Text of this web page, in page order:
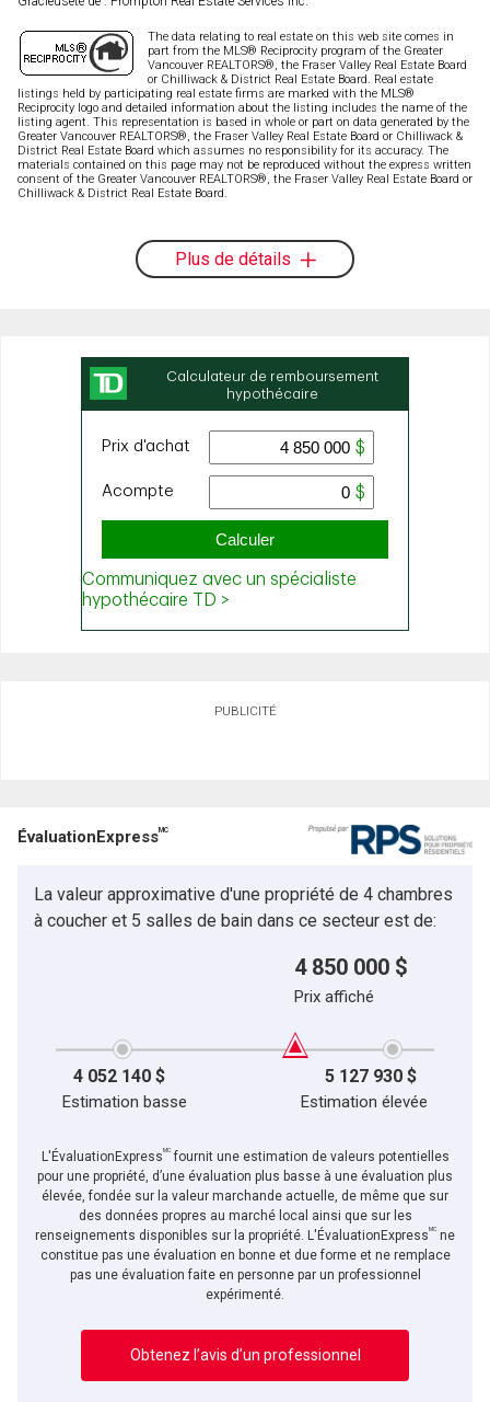
The data relating to real estate on this web site comes in
part from the MLS® Reciprocity program of the Greater
Vancouver REALTORS®, the Fraser Valley Real Estate Board
or Chilliwack & District Real Estate Board. Real estate
listings held by participating real estate firms are marked with the MLS®
Reciprocity logo and detailed information about the listing includes the name of the
listing agent. This representation is based in whole or part on data generated by the
Greater Vancouver REALTORS®, the Fraser Valley Real Estate Board or Chilliwack &
District Real Estate Board which assumes no responsibility for its accuracy. The
materials contained on this page may not be reproduced without the express written
consent of the Greater Vancouver REALTORS®, the Fraser Valley Real Estate Board or
Chilliwack & District Real Estate Board.
Plus de détails
PUBLICITÉ
ÉvaluationExpressMC
La valeur approximative d'une propriété de 4 chambres
à coucher et 5 salles de bain dans ce secteur est de:
4 850 000 $
Prix affiché
4 052 140 $ 5 127 930 $
Estimation basse Estimation élevée
L'ÉvaluationExpressMCfournit une estimation de valeurs potentielles
pour une propriété, d’une évaluation plus basse à une évaluation plus
élevée, fondée sur la valeur marchande actuelle, de même que sur
des données propres au marché local ainsi que sur les
renseignements disponibles sur la propriété. L'ÉvaluationExpressMC ne
constitue pas une évaluation en bonne et due forme et ne remplace
pas une évaluation faite en personne par un professionnel
expérimenté.
Obtenez l’avis d’un professionnel